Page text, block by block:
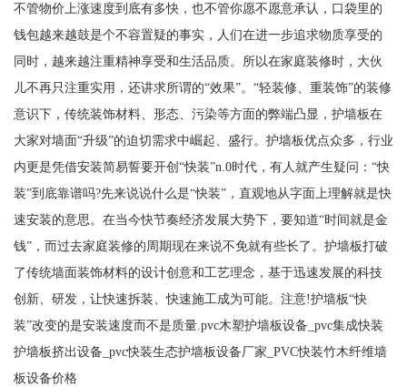
不管物价上涨速度到底有多快，也不管你愿不愿意承认，口袋里的
钱包越来越鼓是个不容置疑的事实，人们在进一步追求物质享受的
同时，越来越注重精神享受和生活品质。所以在家庭装修时，大伙
儿不再只注重实用，还讲求所谓的“效果”。“轻装修、重装饰”的装修
意识下，传统装饰材料、形态、污染等方面的弊端凸显，护墙板在
大家对墙面“升级”的迫切需求中崛起、盛行。护墙板优点众多，行业
内更是凭借安装简易誓要开创“快装”n.0时代，有人就产生疑问：“快
装”到底靠谱吗?先来说说什么是“快装”，直观地从字面上理解就是快
速安装的意思。在当今快节奏经济发展大势下，要知道“时间就是金
钱”，而过去家庭装修的周期现在来说不免就有些长了。护墙板打破
了传统墙面装饰材料的设计创意和工艺理念，基于迅速发展的科技
创新、研发，让快速拆装、快速施工成为可能。注意!护墙板“快
装”改变的是安装速度而不是质量.pvc木塑护墙板设备_pvc集成快装
护墙板挤出设备_pvc快装生态护墙板设备厂家_PVC快装竹木纤维墙
板设备价格